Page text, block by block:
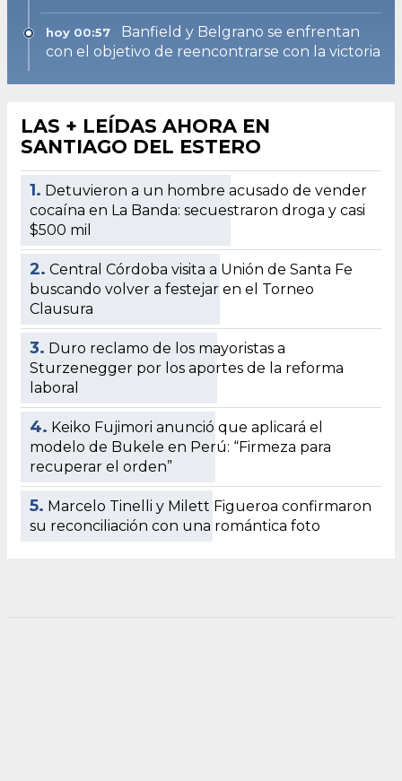
hoy 00:57
Banfield y Belgrano se enfrentan
con el objetivo de reencontrarse con la victoria
LAS + LEÍDAS AHORA EN
SANTIAGO DEL ESTERO
1. Detuvieron a un hombre acusado de vender
cocaína en La Banda: secuestraron droga y casi
$500 mil
2. Central Córdoba visita a Unión de Santa Fe
buscando volver a festejar en el Torneo
Clausura
3. Duro reclamo de los mayoristas a
Sturzenegger por los aportes de la reforma
laboral
4. Keiko Fujimori anunció que aplicará el
modelo de Bukele en Perú: “Firmeza para
recuperar el orden”
5. Marcelo Tinelli y Milett Figueroa confirmaron
su reconciliación con una romántica foto